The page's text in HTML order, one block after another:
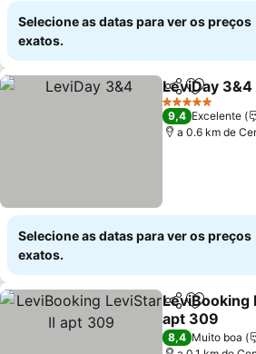
Selecione as datas para ver os preços
exatos.
Partilhar
LeviDay 3&4
5 Estrelas
9,4 Excelente
a 0.6 km de
Selecione as datas para ver os preços
exatos.
Partilhar
LeviBooking
apt 309
Ver preços
8,4 Muito boa